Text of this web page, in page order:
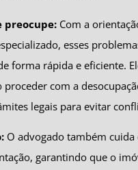
preocupe: Com a
esses
forma rápida e eficiente.
proceder com a
legais para evitar
O advogado também cuida
garantindo que o